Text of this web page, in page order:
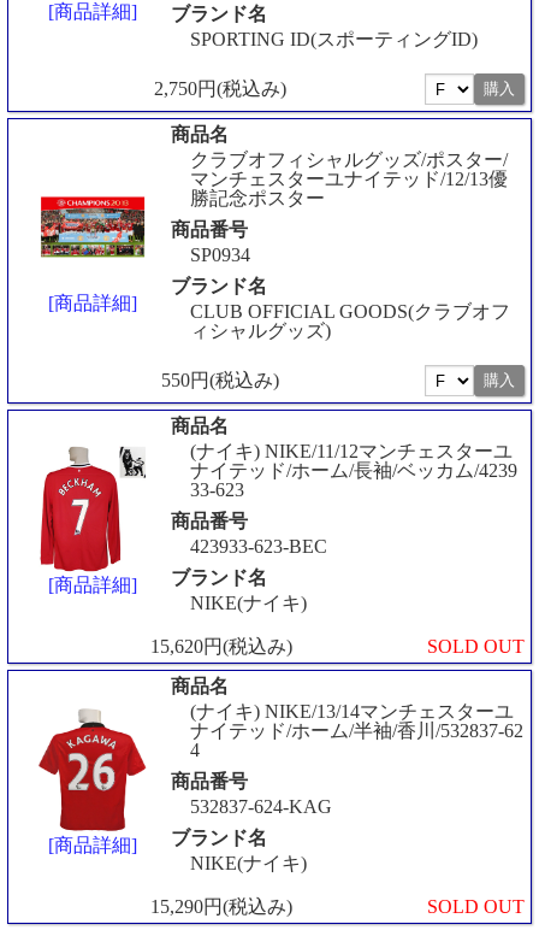
[商品詳細]
ブランド名
SPORTING ID(スポーティングID)
2,750円(税込み)
[商品詳細]
商品名
クラブオフィシャルグッズ/ポスター/
マンチェスターユナイテッド/12/13優
勝記念ポスター
商品番号
SP0934
ブランド名
CLUB OFFICIAL GOODS(クラブオフ
ィシャルグッズ)
550円(税込み)
[商品詳細]
商品名
(ナイキ) NIKE/11/12マンチェスターユ
ナイテッド/ホーム/長袖/ベッカム/4239
33-623
商品番号
423933-623-BEC
ブランド名
NIKE(ナイキ)
15,620円(税込み) SOLD OUT
[商品詳細]
商品名
(ナイキ) NIKE/13/14マンチェスターユ
ナイテッド/ホーム/半袖/香川/532837-62
4
商品番号
532837-624-KAG
ブランド名
NIKE(ナイキ)
15,290円(税込み) SOLD OUT